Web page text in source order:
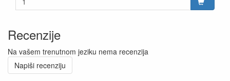
Recenzije
Na vašem trenutnom jeziku nema recenzija
Napiši recenziju